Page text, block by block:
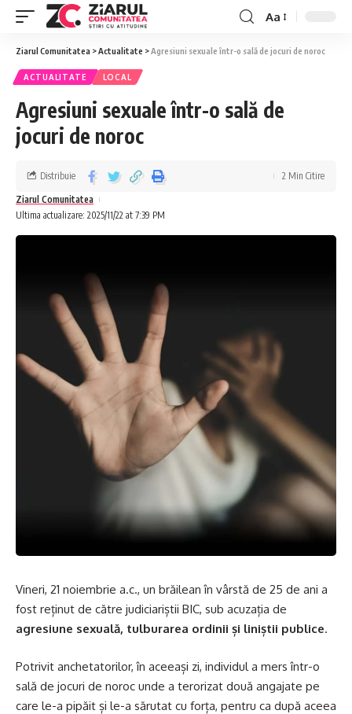
Aa
Ziarul Comunitatea >Actualitate >Agresiuni sexuale într-o sală de jocuri de noroc
ACTUALITATE LOCAL
Agresiuni sexuale într-o sală de
jocuri de noroc
Ultima actualizare: 2025/11/22 at 7:39 PM
Ziarul Comunitatea
Distribuie 2 Min Citire
Vineri, 21 noiembrie a.c., un brăilean în vârstă de 25 de ani a
fost reținut de către judiciariștii BIC, sub acuzația de
agresiune sexuală, tulburarea ordinii și liniștii publice.
Potrivit anchetatorilor, în aceeași zi, individul a mers într-o
sală de jocuri de noroc unde a terorizat două angajate pe
care le-a pipăit și le-a sărutat cu forța, pentru ca după aceea